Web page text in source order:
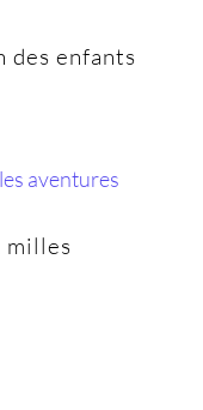
des enfants
milles